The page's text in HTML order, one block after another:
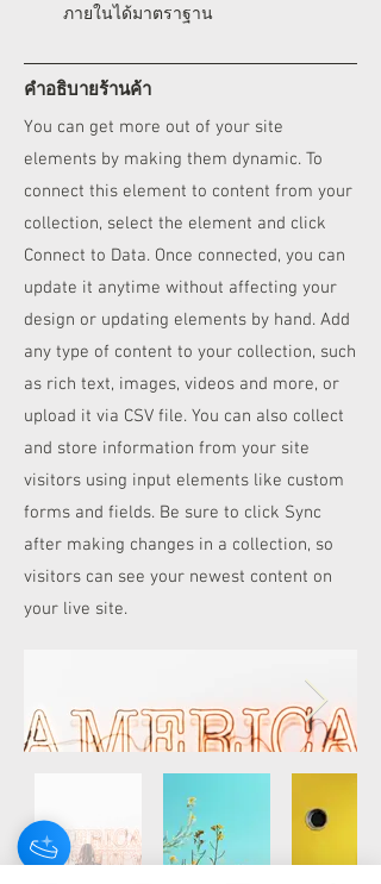
ภายในได้มาตราฐาน
คำอธิบายร้านค้า
You can get more out of your site
elements by making them dynamic. To
connect this element to content from your
collection, select the element and click
Connect to Data. Once connected, you can
update it anytime without affecting your
design or updating elements by hand. Add
any type of content to your collection, such
as rich text, images, videos and more, or
upload it via CSV file. You can also collect
and store information from your site
visitors using input elements like custom
forms and fields. Be sure to click Sync
after making changes in a collection, so
visitors can see your newest content on
your live site.